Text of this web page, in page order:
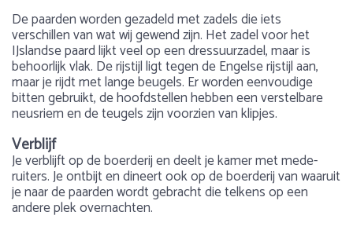
De paarden worden gezadeld met zadels die iets
verschillen van wat wij gewend zijn. Het zadel voor het
IJslandse paard lijkt veel op een dressuurzadel, maar is
behoorlijk vlak. De rijstijl ligt tegen de Engelse rijstijl aan,
maar je rijdt met lange beugels. Er worden eenvoudige
bitten gebruikt, de hoofdstellen hebben een verstelbare
neusriem en de teugels zijn voorzien van klipjes.
Verblijf
Je verblijft op de boerderij en deelt je kamer met mede-
ruiters. Je ontbijt en dineert ook op de boerderij van waaruit
je naar de paarden wordt gebracht die telkens op een
andere plek overnachten.